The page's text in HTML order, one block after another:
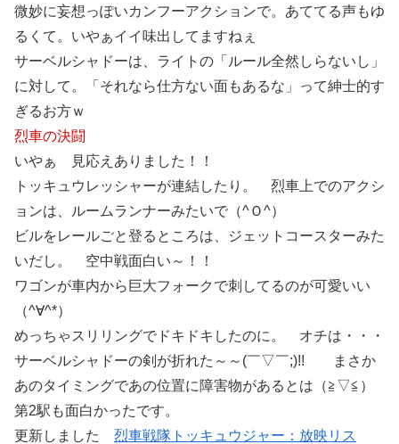
微妙に妄想っぽいカンフーアクションで。あててる声もゆ
るくて。いやぁイイ味出してますねぇ
サーベルシャドーは、ライトの「ルール全然しらないし」
に対して。「それなら仕方ない面もあるな」って紳士的す
ぎるお方ｗ
烈車の決闘
いやぁ 見応えありました！！
トッキュウレッシャーが連結したり。 烈車上でのアクシ
ョンは、ルームランナーみたいで（^Ｏ^）
ビルをレールごと登るところは、ジェットコースターみた
いだし。 空中戦面白い～！！
ワゴンが車内から巨大フォークで刺してるのが可愛いい
（^∀^*）
めっちゃスリリングでドキドキしたのに。 オチは・・・
サーベルシャドーの剣が折れた～～(￣▽￣;)!! まさか
あのタイミングであの位置に障害物があるとは（≧▽≦）
第2駅も面白かったです。
更新しました 烈車戦隊トッキュウジャー：放映リス